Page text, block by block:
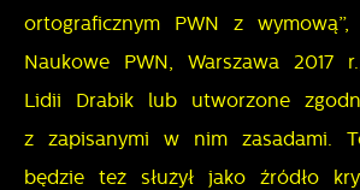
ortograficznym PWN z wymową”,
Naukowe PWN, Warszawa 2017
Lidii Drabik lub utworzone
z zapisanymi w nim zasadami.
będzie też służył jako źródło